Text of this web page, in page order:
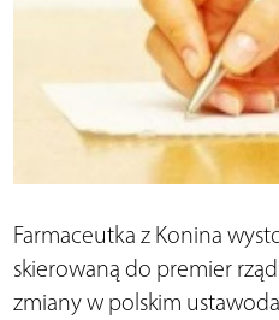
Farmaceutka z Konina
skierowaną do premier
zmiany w polskim